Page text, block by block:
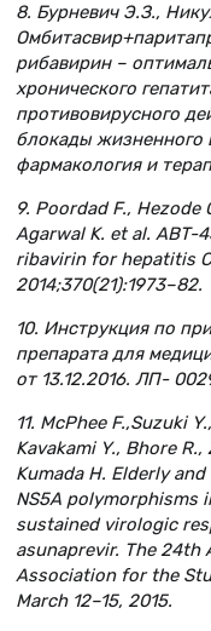
8. Бурневич Э.З.,
рибавирин –
хронического
противовирусного
блокады жизненного
фармакология и
9. Poordad F., Hezode
Agarwal K. et al.
ribavirin for hepatitis
2014;370(21):1973–82.
10. Инструкция по
препарата для
от 13.12.2016. ЛП-
11. McPhee F.,Suzuki
Kavakami Y., Bhore
Kumada H. Elderly
NS5A polymorphisms
sustained virologic
asunaprevir. The 24th
Association for the
March 12–15, 2015.